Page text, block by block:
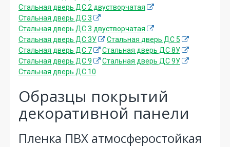
Стальная дверь ДС 2 двустворчатая
Стальная дверь ДС 3
Стальная дверь ДС 3 двустворчатая
Стальная дверь ДС 3У
Стальная дверь ДС 5
Стальная дверь ДС 7
Стальная дверь ДС 8У
Стальная дверь ДС 9
Стальная дверь ДС 9У
Стальная дверь ДС 10
Образцы покрытий
декоративной панели
Пленка ПВХ атмосферостойкая